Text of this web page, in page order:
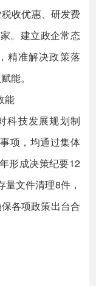
收优惠、研发费
。建立政企常态
精准解决政策落
能。
能
技发展规划制
项，均通过集体
形成决策纪要12
文件清理8件，
各项政策出台合